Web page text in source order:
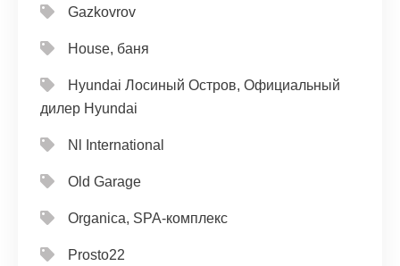
Gazkovrov
House, баня
Hyundai Лосиный Остров, Официальный
дилер Hyundai
Nl International
Old Garage
Organica, SPA-комплекс
Prosto22